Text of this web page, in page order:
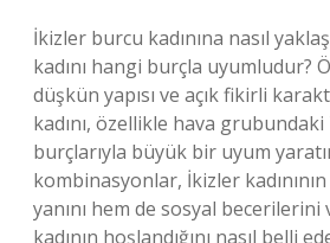
İkizler burcu kadınına nasıl
kadını hangi burçla uyumludur?
düşkün yapısı ve açık fikirli
kadını, özellikle hava
burçlarıyla büyük bir uyum
kombinasyonlar, İkizler
yanını hem de sosyal
kadının hoşlandığını nasıl belli